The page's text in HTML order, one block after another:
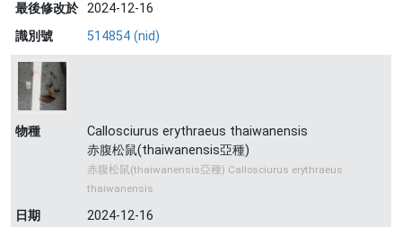
最後修改於 2024-12-16
識別號
514854 (nid)
物種
Callosciurus erythraeus thaiwanensis
赤腹松鼠(thaiwanensis亞種)
赤腹松鼠(thaiwanensis亞種) Callosciurus erythraeus
thaiwanensis
日期
2024-12-16